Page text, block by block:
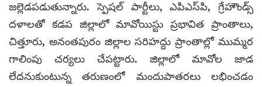
జల్లెడపడుతున్నారు. స్పెషల్ పార్టీలు, ఎపిఎస్‌పి, గ్రేహౌండ్స్
దళాలతో కడప జిల్లాలో మావోయిస్టు ప్రభావిత ప్రాంతాలు,
చిత్తూరు, అనంతపురం జిల్లాల సరిహద్దు ప్రాంతాల్లో ముమ్మర
గాలింపు చర్యలు చేపట్టారు. జిల్లాలో మావోల జాడ
లేదనుకుంటున్న తరుణంలో మందుపాతరలు లభించడం